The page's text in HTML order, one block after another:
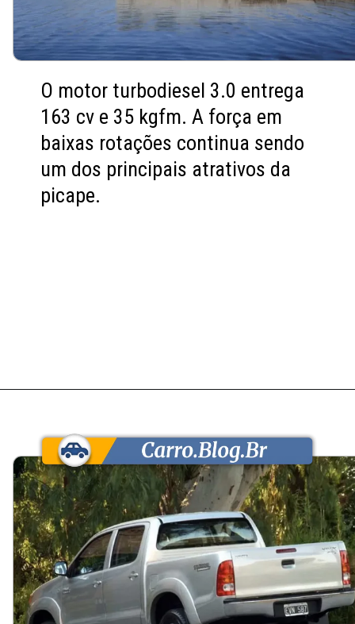
O motor turbodiesel 3.0 entrega
163 cv e 35 kgfm. A força em
baixas rotações continua sendo
um dos principais atrativos da
picape.